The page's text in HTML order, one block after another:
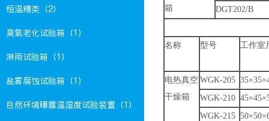
恒温糟类（2）
臭氧老化试验箱（1）
淋雨试验箱（1）
盐雾腐蚀试验箱（1）
自然环境曝露温湿度试验装置（1）
箱
DGT202/B
名称 型号 工作室
电热真空
干燥箱
WGK-205
WGK-210
WGK-215